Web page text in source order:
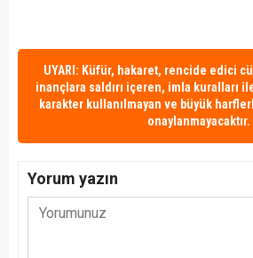
UYARI: Küfür, hakaret, rencide edici
inançlara saldırı içeren, imla kuralları
karakter kullanılmayan ve büyük
onaylanmayacaktır.
Yorum yazın